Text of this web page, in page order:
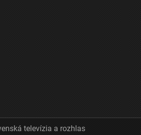
televízia a rozhlas